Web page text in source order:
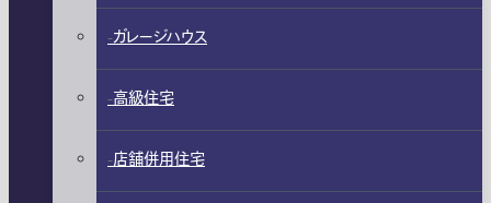
ガレージハウス
高級住宅
店舗併用住宅